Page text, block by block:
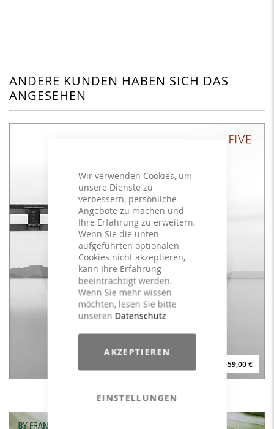
Wir verwenden Cookies, um
unsere Dienste zu
verbessern, persönliche
Angebote zu machen und
Ihre Erfahrung zu erweitern.
Wenn Sie die unten
aufgeführten optionalen
Cookies nicht akzeptieren,
kann Ihre Erfahrung
beeinträchtigt werden.
Wenn Sie mehr wissen
möchten, lesen Sie bitte
unseren Datenschutz
AKZEPTIEREN
EINSTELLUNGEN
ANDERE KUNDEN HABEN SICH DAS
ANGESEHEN
59,00 €
Tabata #Five - LICENSE